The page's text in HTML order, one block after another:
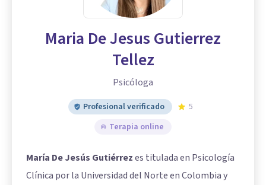
Maria De Jesus Gutierrez
Tellez
Psicóloga
Profesional verificado
5
Terapia online
María De Jesús Gutiérrezes titulada en Psicología
Clínica por la Universidad del Norte en Colombia y